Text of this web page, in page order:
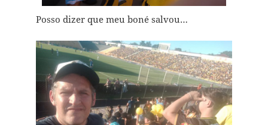
Posso dizer que meu boné salvou…